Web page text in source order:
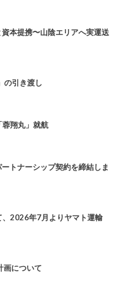
本提携〜山陰エリアへ実運送
の引き渡し
蓉翔丸」就航
トナーシップ契約を締結しま
、2026年7月よりヤマト運輸
画について